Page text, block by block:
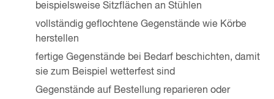
beispielsweise Sitzflächen an Stühlen
vollständig geflochtene Gegenstände wie Körbe
herstellen
fertige Gegenstände bei Bedarf beschichten, damit
sie zum Beispiel wetterfest sind
Gegenstände auf Bestellung reparieren oder